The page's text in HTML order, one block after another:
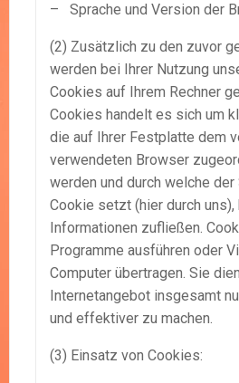
– Sprache und Version der
(2) Zusätzlich zu den zuvor
werden bei Ihrer Nutzung
Cookies auf Ihrem Rechner
Cookies handelt es sich um
die auf Ihrer Festplatte dem
verwendeten Browser
werden und durch welche
Cookie setzt (hier durch
Informationen zufließen.
Programme ausführen oder
Computer übertragen. Sie
Internetangebot insgesamt
und effektiver zu machen.
(3) Einsatz von Cookies: